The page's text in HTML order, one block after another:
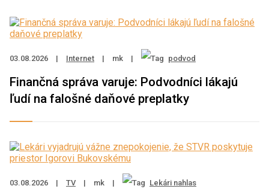
03.08.2026 | Internet | mk | podvod
Finančná správa varuje: Podvodníci lákajú
ľudí na falošné daňové preplatky
03.08.2026 | TV | mk | Lekári nahlas